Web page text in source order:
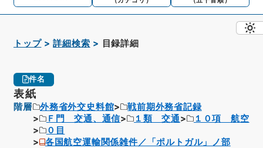
トップ 詳細検索 目録詳細
件名
表紙
階層 外務省外交史料館
戦前期外務省記録
Ｆ門 交通、通信
１類 交通
１０項 航空
０目
各国航空運輸関係雑件／「ポルトガル」ノ部